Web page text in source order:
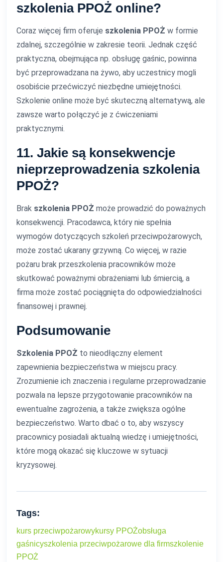
szkolenia PPOŻ online?
Coraz więcej firm oferuje szkolenia PPOŻ w formie
zdalnej, szczególnie w zakresie teorii. Jednak część
praktyczna, obejmująca np. obsługę gaśnic, powinna
być przeprowadzana na żywo, aby uczestnicy mogli
osobiście przećwiczyć niezbędne umiejętności.
Szkolenie online może być skuteczną alternatywą, ale
zawsze warto połączyć je z ćwiczeniami
praktycznymi.
11. Jakie są konsekwencje
nieprzeprowadzenia szkolenia
PPOŻ?
Brak szkolenia PPOŻ może prowadzić do poważnych
konsekwencji. Pracodawca, który nie spełnia
wymogów dotyczących szkoleń przeciwpożarowych,
może zostać ukarany grzywną. Co więcej, w razie
pożaru brak przeszkolenia pracowników może
skutkować poważnymi obrażeniami lub śmiercią, a
firma może zostać pociągnięta do odpowiedzialności
finansowej i prawnej.
Podsumowanie
Szkolenia PPOŻ to nieodłączny element
zapewnienia bezpieczeństwa w miejscu pracy.
Zrozumienie ich znaczenia i regularne przeprowadzanie
pozwala na lepsze przygotowanie pracowników na
ewentualne zagrożenia, a także zwiększa ogólne
bezpieczeństwo. Warto dbać o to, aby wszyscy
pracownicy posiadali aktualną wiedzę i umiejętności,
które mogą okazać się kluczowe w sytuacji
kryzysowej.
Tags:
kurs przeciwpożarowykursy PPOŻobsługa
gaśnicyszkolenia przeciwpożarowe dla firmszkolenie
PPOŻ